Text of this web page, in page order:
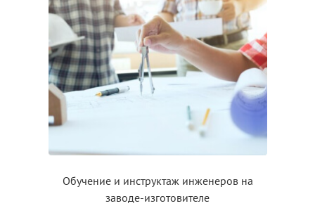
Обучение и инструктажинженеров на
заводе-изготовителе